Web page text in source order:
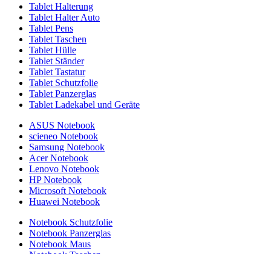
Tablet Halterung
Tablet Halter Auto
Tablet Pens
Tablet Taschen
Tablet Hülle
Tablet Ständer
Tablet Tastatur
Tablet Schutzfolie
Tablet Panzerglas
Tablet Ladekabel und Geräte
ASUS Notebook
scieneo Notebook
Samsung Notebook
Acer Notebook
Lenovo Notebook
HP Notebook
Microsoft Notebook
Huawei Notebook
Notebook Schutzfolie
Notebook Panzerglas
Notebook Maus